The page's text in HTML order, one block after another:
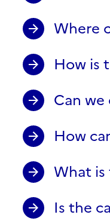
Where
How is
Can
How
What is
Is the